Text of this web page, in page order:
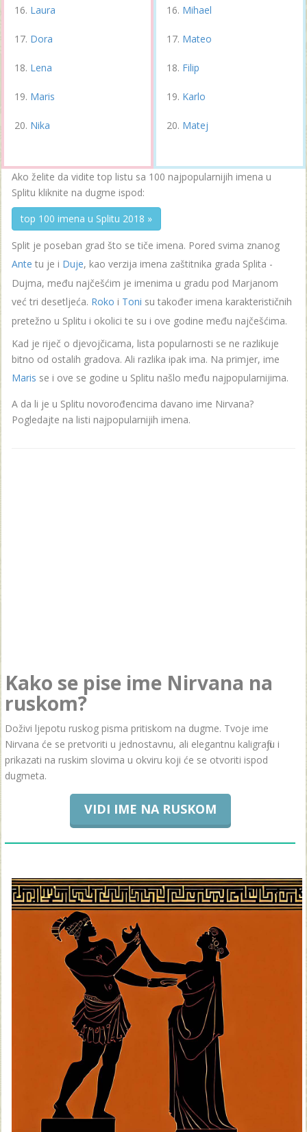
Laura
Dora
Lena
Maris
Nika
Mihael
Mateo
Filip
Karlo
Matej
Ako želite da vidite top listu sa 100 najpopularnijih imena u
Splitu kliknite na dugme ispod:
top 100 imena u Splitu 2018 »
Split je poseban grad što se tiče imena. Pored svima znanog
Ante tu je i Duje, kao verzija imena zaštitnika grada Splita -
Dujma, među najčešćim je imenima u gradu pod Marjanom
već tri desetljeća. Roko i Toni su također imena karakterističnih
pretežno u Splitu i okolici te su i ove godine među najčešćima.
Kad je riječ o djevojčicama, lista popularnosti se ne razlikuje
bitno od ostalih gradova. Ali razlika ipak ima. Na primjer, ime
Maris se i ove se godine u Splitu našlo među najpopularnijima.
A da li je u Splitu novorođencima davano ime Nirvana?
Pogledajte na listi najpopularnijih imena.
Kako se pise ime Nirvana na
ruskom?
Doživi ljepotu ruskog pisma pritiskom na dugme. Tvoje ime
Nirvana će se pretvoriti u jednostavnu, ali elegantnu kaligrafiju i
prikazati na ruskim slovima u okviru koji će se otvoriti ispod
dugmeta.
VIDI IME NA RUSKOM